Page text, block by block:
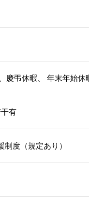
弔休暇、 年末年始休
有
度（規定あり）